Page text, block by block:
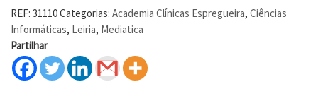
REF: 31110Categorias: Academia Clínicas Espregueira, Ciências
Informáticas, Leiria, Mediatica
Partilhar